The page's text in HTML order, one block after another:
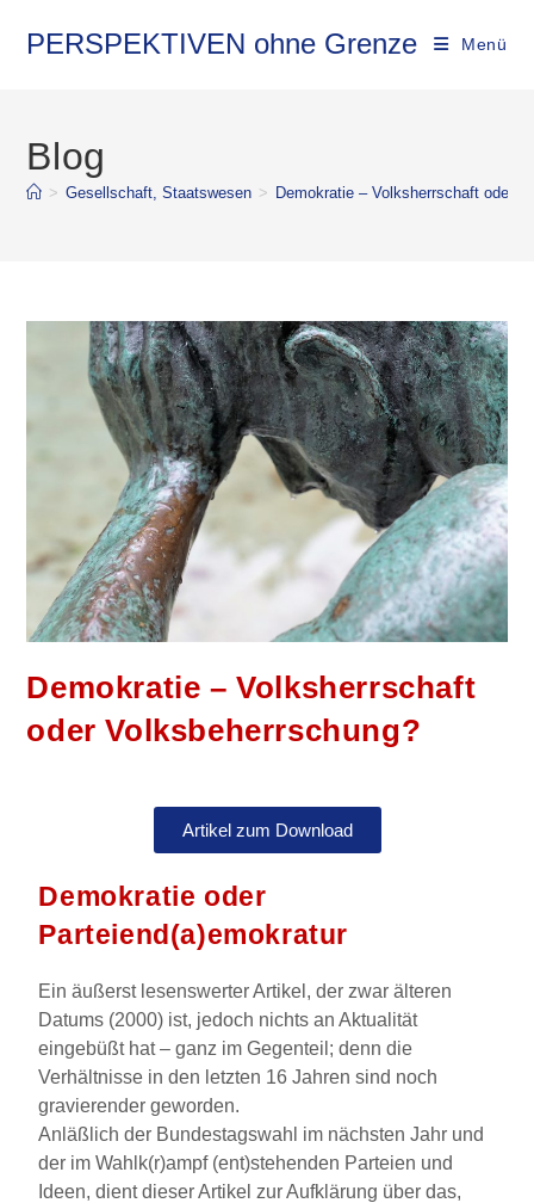
PERSPEKTIVEN ohne Grenze Menü
Blog
> Gesellschaft, Staatswesen > Demokratie – Volksherrschaft oder
Demokratie – Volksherrschaft
oder Volksbeherrschung?
Artikel zum Download
Demokratie oder
Parteiend(a)emokratur
Ein äußerst lesenswerter Artikel, der zwar älteren
Datums (2000) ist, jedoch nichts an Aktualität
eingebüßt hat – ganz im Gegenteil; denn die
Verhältnisse in den letzten 16 Jahren sind noch
gravierender geworden.
Anläßlich der Bundestagswahl im nächsten Jahr und
der im Wahlk(r)ampf (ent)stehenden Parteien und
Ideen, dient dieser Artikel zur Aufklärung über das,